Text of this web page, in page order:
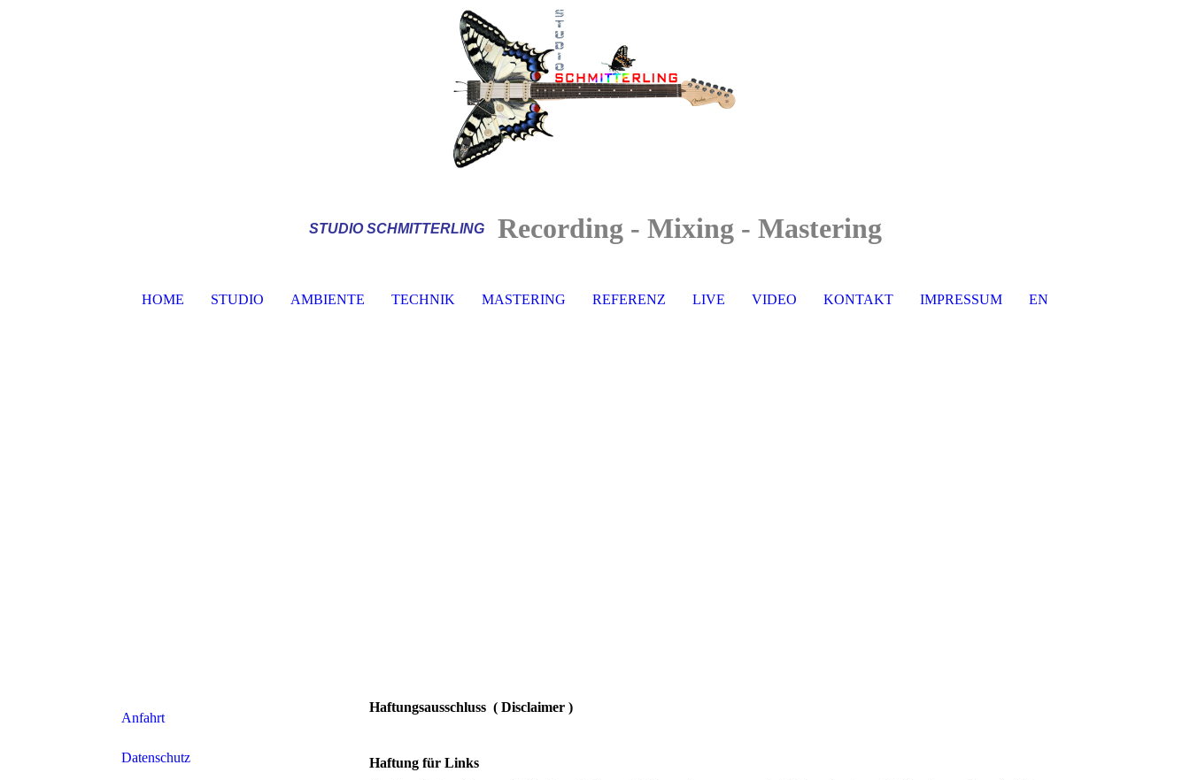
STUDIO SCHMITTERLING Recording - Mixing - Mastering
HOME STUDIO AMBIENTE TECHNIK MASTERING REFERENZ LIVE VIDEO KONTAKT IMPRESSUM EN
Anfahrt
Datenschutz
Haftungsausschluss ( Disclaimer )
Haftung für Links